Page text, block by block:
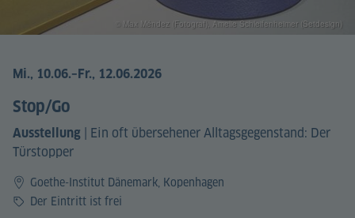
Mi., 10.06.–Fr., 12.06.2026
Stop/Go
Ausstellung | Ein oft übersehener Alltagsgegenstand: Der
Türstopper
Goethe-Institut Dänemark, Kopenhagen
PreisDer Eintritt ist frei
© Max Méndez (Fotograf), Amelie Schleifenheimer (Setdesign)